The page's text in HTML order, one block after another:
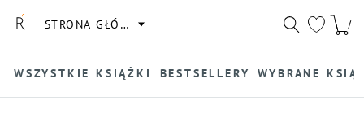
STRONA GŁÓWNA
WSZYSTKIE KSIĄŻKI BESTSELLERY WYBRANE